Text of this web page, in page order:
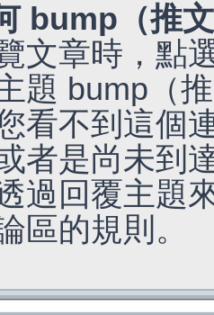
bump（推
文章時，點
題 bump（
看不到這個
者是尚未到
過回覆主題
區的規則。